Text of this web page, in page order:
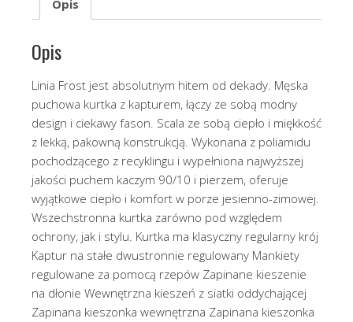
Opis
Opis
Linia Frost jest absolutnym hitem od dekady. Męska
puchowa kurtka z kapturem, łączy ze sobą modny
design i ciekawy fason. Scala ze sobą ciepło i miękkość
z lekką, pakowną konstrukcją. Wykonana z poliamidu
pochodzącego z recyklingu i wypełniona najwyższej
jakości puchem kaczym 90/10 i pierzem, oferuje
wyjątkowe ciepło i komfort w porze jesienno-zimowej.
Wszechstronna kurtka zarówno pod względem
ochrony, jak i stylu. Kurtka ma klasyczny regularny krój
Kaptur na stałe dwustronnie regulowany Mankiety
regulowane za pomocą rzepów Zapinane kieszenie
na dłonie Wewnętrzna kieszeń z siatki oddychającej
Zapinana kieszonka wewnętrzna Zapinana kieszonka